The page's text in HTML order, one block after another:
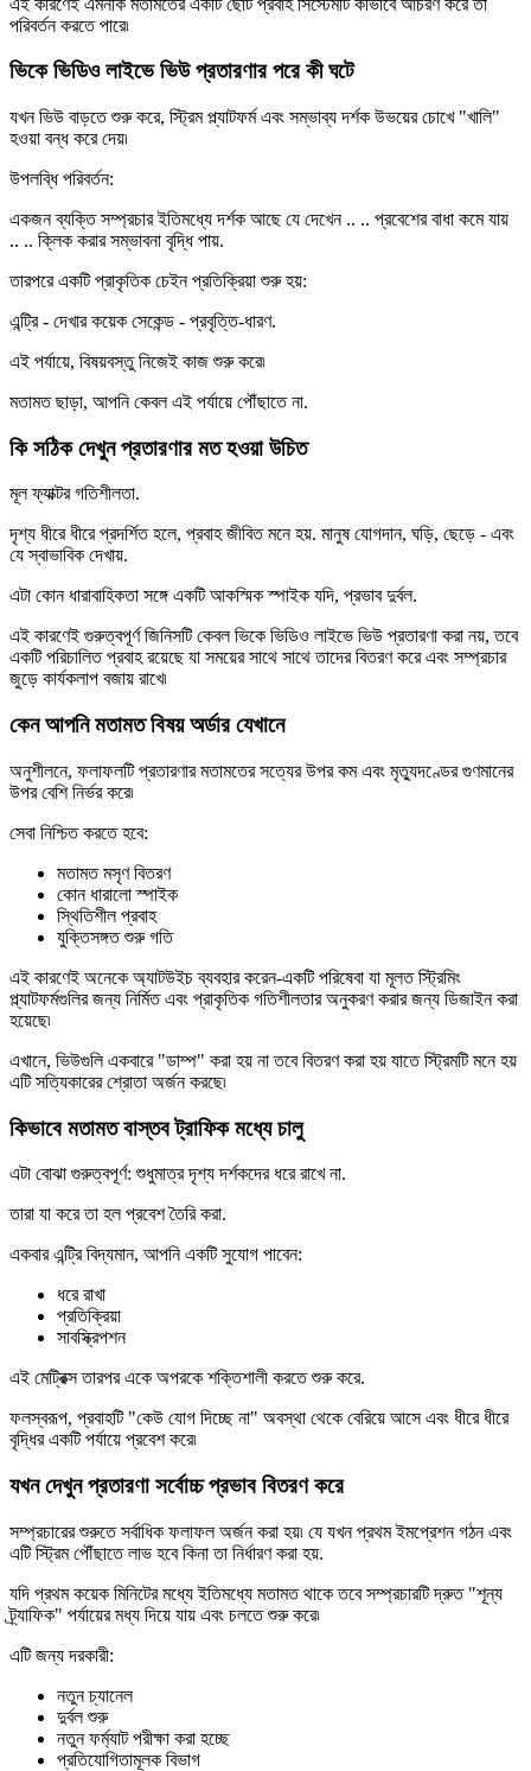
পরিবর্তন করতে পারে৷
ভিকে ভিডিও লাইভে ভিউ প্রতারণার পরে কী ঘটে
যখন ভিউ বাড়তে শুরু করে, স্ট্রিম প্ল্যাটফর্ম এবং সম্ভাব্য দর্শক উভয়ের চোখে "খালি"
হওয়া বন্ধ করে দেয়৷
উপলব্ধি পরিবর্তন:
একজন ব্যক্তি সম্প্রচার ইতিমধ্যে দর্শক আছে যে দেখেন .. .. প্রবেশের বাধা কমে যায়
.. .. ক্লিক করার সম্ভাবনা বৃদ্ধি পায়.
তারপরে একটি প্রাকৃতিক চেইন প্রতিক্রিয়া শুরু হয়:
এন্ট্রি - দেখার কয়েক সেকেন্ড - প্রবৃত্তি-ধারণ.
এই পর্যায়ে, বিষয়বস্তু নিজেই কাজ শুরু করে৷
মতামত ছাড়া, আপনি কেবল এই পর্যায়ে পৌঁছাতে না.
কি সঠিক দেখুন প্রতারণার মত হওয়া উচিত
মূল ফ্যাক্টর গতিশীলতা.
দৃশ্য ধীরে ধীরে প্রদর্শিত হলে, প্রবাহ জীবিত মনে হয়. মানুষ যোগদান, ঘড়ি, ছেড়ে - এবং
যে স্বাভাবিক দেখায়.
এটা কোন ধারাবাহিকতা সঙ্গে একটি আকস্মিক স্পাইক যদি, প্রভাব দুর্বল.
এই কারণেই গুরুত্বপূর্ণ জিনিসটি কেবল ভিকে ভিডিও লাইভে ভিউ প্রতারণা করা নয়, তবে
একটি পরিচালিত প্রবাহ রয়েছে যা সময়ের সাথে সাথে তাদের বিতরণ করে এবং সম্প্রচার
জুড়ে কার্যকলাপ বজায় রাখে৷
কেন আপনি মতামত বিষয় অর্ডার যেখানে
অনুশীলনে, ফলাফলটি প্রতারণার মতামতের সত্যের উপর কম এবং মৃত্যুদণ্ডের গুণমানের
উপর বেশি নির্ভর করে৷
সেবা নিশ্চিত করতে হবে:
মতামত মসৃণ বিতরণ
কোন ধারালো স্পাইক
স্থিতিশীল প্রবাহ
যুক্তিসঙ্গত শুরু গতি
এই কারণেই অনেকে অ্যাটউইচ ব্যবহার করেন-একটি পরিষেবা যা মূলত স্ট্রিমিং
প্ল্যাটফর্মগুলির জন্য নির্মিত এবং প্রাকৃতিক গতিশীলতার অনুকরণ করার জন্য ডিজাইন করা
হয়েছে৷
এখানে, ভিউগুলি একবারে "ডাম্প" করা হয় না তবে বিতরণ করা হয় যাতে স্ট্রিমটি মনে হয়
এটি সত্যিকারের শ্রোতা অর্জন করছে৷
কিভাবে মতামত বাস্তব ট্রাফিক মধ্যে চালু
এটা বোঝা গুরুত্বপূর্ণ: শুধুমাত্র দৃশ্য দর্শকদের ধরে রাখে না.
তারা যা করে তা হল প্রবেশ তৈরি করা.
একবার এন্ট্রি বিদ্যমান, আপনি একটি সুযোগ পাবেন:
ধরে রাখা
প্রতিক্রিয়া
সাবস্ক্রিপশন
এই মেট্রিক্স তারপর একে অপরকে শক্তিশালী করতে শুরু করে.
ফলস্বরূপ, প্রবাহটি "কেউ যোগ দিচ্ছে না" অবস্থা থেকে বেরিয়ে আসে এবং ধীরে ধীরে
বৃদ্ধির একটি পর্যায়ে প্রবেশ করে৷
যখন দেখুন প্রতারণা সর্বোচ্চ প্রভাব বিতরণ করে
সম্প্রচারের শুরুতে সর্বাধিক ফলাফল অর্জন করা হয়৷ যে যখন প্রথম ইমপ্রেশন গঠন এবং
এটি স্ট্রিম পৌঁছাতে লাভ হবে কিনা তা নির্ধারণ করা হয়.
যদি প্রথম কয়েক মিনিটের মধ্যে ইতিমধ্যে মতামত থাকে তবে সম্প্রচারটি দ্রুত "শূন্য
ট্র্যাফিক" পর্যায়ের মধ্য দিয়ে যায় এবং চলতে শুরু করে৷
এটি জন্য দরকারী:
নতুন চ্যানেল
দুর্বল শুরু
নতুন ফর্ম্যাট পরীক্ষা করা হচ্ছে
প্রতিযোগিতামূলক বিভাগ